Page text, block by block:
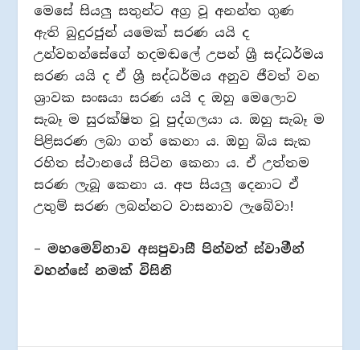
මෙසේ සියලු සතුන්ට අග්‍ර වූ අනන්ත ගුණ
ඇති බුදුරජුන් යමෙක් සරණ යයි ද
උන්වහන්සේගේ හදමඬලේ උපන් ශ්‍රී සද්ධර්මය
සරණ යයි ද ඒ ශ්‍රී සද්ධර්මය අනුව ජීවත් වන
ශ්‍රාවක සංඝයා සරණ යයි ද ඔහු මෙලොව
සැබෑ ම සුරක්ෂිත වූ පුද්ගලයා ය. ඔහු සැබෑ ම
පිළිසරණ ලබා ගත් කෙනා ය. ඔහු බිය සැක
රහිත ස්ථානයේ සිටින කෙනා ය. ඒ උත්තම
සරණ ලැබූ කෙනා ය. අප සියලු දෙනාට ඒ
උතුම් සරණ ලබන්නට වාසනාව ලැබේවා!
– මහමෙව්නාව අසපුවාසී පින්වත් ස්වාමීන්
වහන්සේ නමක් විසිනි